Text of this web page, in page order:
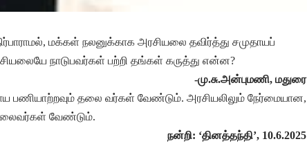
மக்கள் நலனுக்காக அரசியலை தவிர்த்து சமுதாயப்
நாடுபவர்கள் பற்றி தங்கள் கருத்து என்ன?
-மு.சு.அன்புமணி, மதுரை
பணியாற்றவும் தலை வர்கள் வேண்டும். அரசியலிலும் நேர்மையான,
வேண்டும்.
நன்றி: ‘தினத்தந்தி’, 10.6.2025